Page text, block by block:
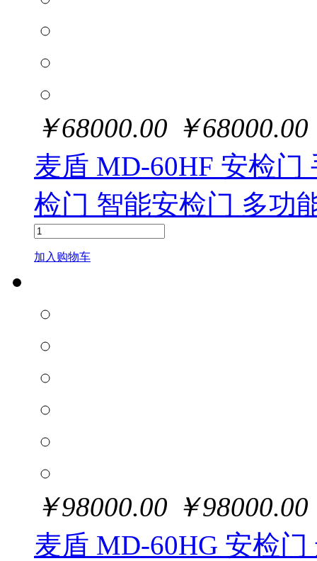
￥68000.00 ￥68000.00
麦盾 MD-60HF 安检
检门 智能安检门 多功
加入购物车
￥98000.00 ￥98000.00
麦盾 MD-60HG 安检